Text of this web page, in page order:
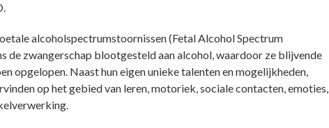
alcoholspectrumstoornissen (Fetal Alcohol Spectrum
de zwangerschap blootgesteld aan alcohol, waardoor ze blijvende
opgelopen. Naast hun eigen unieke talenten en mogelijkheden,
op het gebied van leren, motoriek, sociale contacten, emoties,